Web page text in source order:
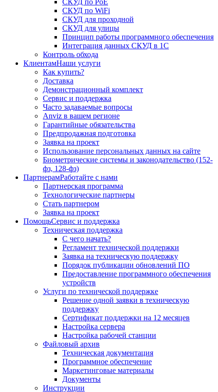
СКУД по PoE
СКУД по WiFi
СКУД для проходной
СКУД для улицы
Принцип работы программного обеспечения
Интеграция данных СКУД в 1С
Контроль обхода
КлиентамНаши услуги
Как купить?
Доставка
Демонстрационный комплект
Сервис и поддержка
Часто задаваемые вопросы
Anviz в вашем регионе
Гарантийные обязательства
Предпродажная подготовка
Заявка на проект
Использование персональных данных на сайте
Биометрические системы и законодательство (152-
фз, 128-фз)
ПартнерамРаботайте с нами
Партнерская программа
Технологические партнеры
Стать партнером
Заявка на проект
ПомощьСервис и поддержка
Техническая поддержка
С чего начать?
Регламент технической поддержки
Заявка на техническую поддержку
Порядок публикации обновлений ПО
Предоставление программного обеспечения
устройств
Услуги по технической поддержке
Решение одной заявки в техническую
поддержку
Сертификат поддержки на 12 месяцев
Настройка сервера
Настройка рабочей станции
Файловый архив
Техническая документация
Программное обеспечение
Маркетинговые материалы
Документы
Инструкции